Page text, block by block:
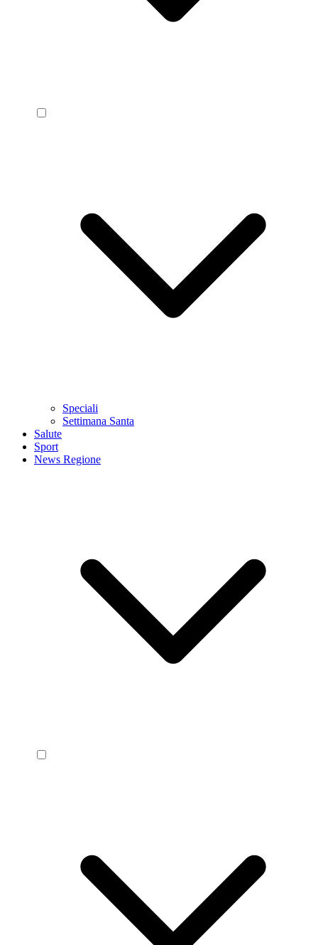
Speciali
Settimana Santa
Salute
Sport
News Regione